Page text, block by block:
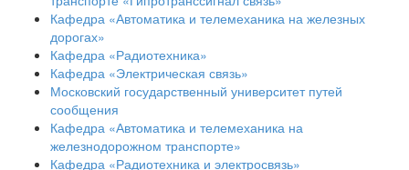
Кафедра «Автоматика и телемеханика на железных
дорогах»
Кафедра «Радиотехника»
Кафедра «Электрическая связь»
Московский государственный университет путей
сообщения
Кафедра «Автоматика и телемеханика на
железнодорожном транспорте»
Кафедра «Радиотехника и электросвязь»